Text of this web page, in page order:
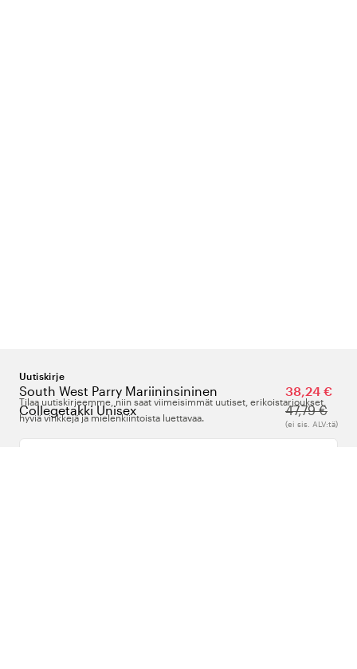
South West Parry Mariininsininen
Collegetakki Unisex
38,24 €
47,79 €
(ei sis. ALV:tä)
Uutiskirje
Tilaa uutiskirjeemme, niin saat viimeisimmät uutiset, erikoistarjoukset,
hyviä vinkkejä ja mielenkiintoista luettavaa.
Kirjoita sähköpostiosoitteesi